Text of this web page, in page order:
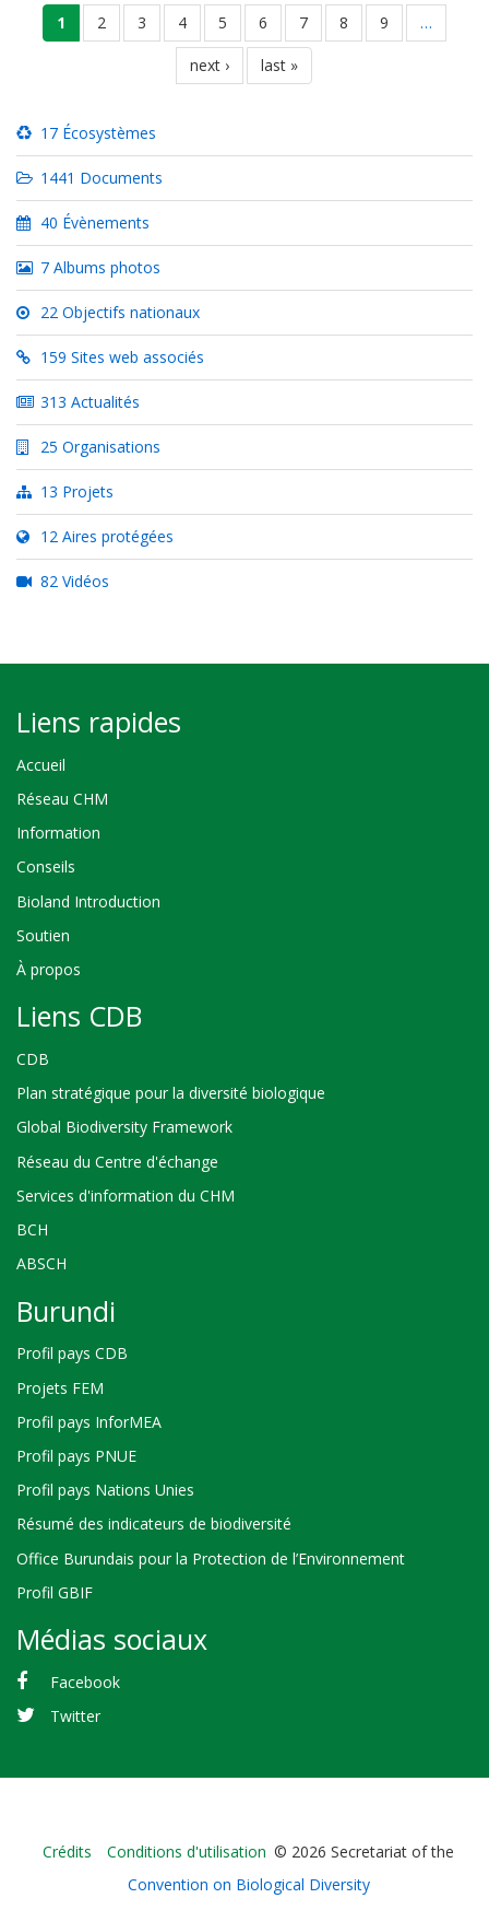
page
courante
1 page
2 page
3 page
4 page
5 page
6 page
7 page
8 page
9 …
page
suivante
next ›
dernière
page
last »
17 Écosystèmes
1441 Documents
40 Évènements
7 Albums photos
22 Objectifs nationaux
159 Sites web associés
313 Actualités
25 Organisations
13 Projets
12 Aires protégées
82 Vidéos
Liens rapides
Accueil
Réseau CHM
Information
Conseils
Bioland Introduction
Soutien
À propos
Liens CDB
CDB
Plan stratégique pour la diversité biologique
Global Biodiversity Framework
Réseau du Centre d'échange
Services d'information du CHM
BCH
ABSCH
Burundi
Profil pays CDB
Projets FEM
Profil pays InforMEA
Profil pays PNUE
Profil pays Nations Unies
Résumé des indicateurs de biodiversité
Office Burundais pour la Protection de l’Environnement
Profil GBIF
Médias sociaux
Facebook
Twitter
Bioland
-
Crédits Conditions d'utilisation © 2026 Secretariat of the
Convention on Biological Diversity